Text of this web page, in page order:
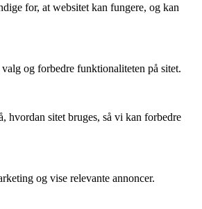
for, at websitet kan fungere, og kan
og forbedre funktionaliteten på sitet.
hvordan sitet bruges, så vi kan forbedre
og vise relevante annoncer.